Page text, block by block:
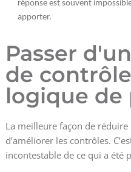
réponse est souvent
apporter.
Passer
de
logique de
La meilleure façon de réduire
d’améliorer les contrôles.
incontestable de ce qui a été